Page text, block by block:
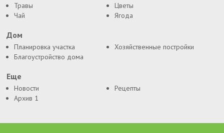
Травы
Цветы
Чай
Ягода
Дом
Планировка участка
Хозяйственные постройки
Благоустройство дома
Еще
Новости
Рецепты
Архив 1